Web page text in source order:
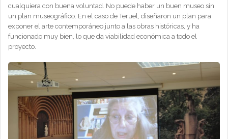
cualquiera con buena voluntad. No puede haber un buen museo sin
un plan museográfico. En el caso de Teruel, diseñaron un plan para
exponer el arte contemporáneo junto a las obras históricas, y ha
funcionado muy bien, lo que da viabilidad económica a todo el
proyecto.